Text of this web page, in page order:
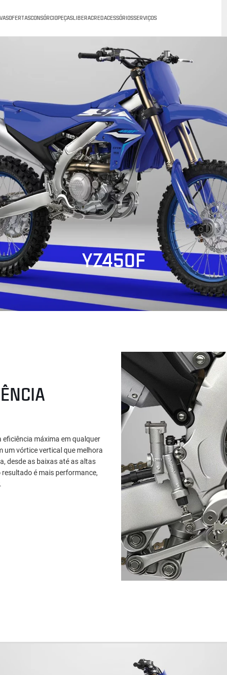
OFERTASCONSÓRCIOPEÇASLIBERACREDACESSÓRIOSSERVIÇOS
YZ450F
máxima em qualquer
um vórtice vertical que melhora
desde as baixas até as altas
é mais performance,